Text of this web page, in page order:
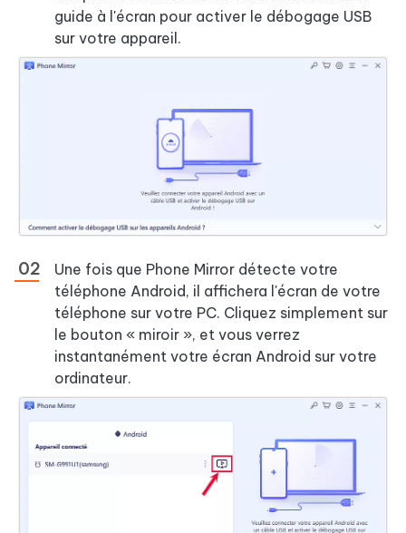
guide à l'écran pour activer le débogage USB
sur votre appareil.
Une fois que Phone Mirror détecte votre
téléphone Android, il affichera l'écran de votre
téléphone sur votre PC. Cliquez simplement sur
le bouton « miroir », et vous verrez
instantanément votre écran Android sur votre
ordinateur.